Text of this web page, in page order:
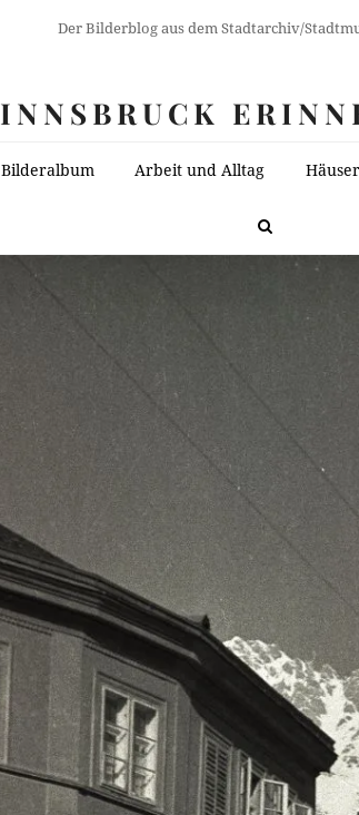
Der Bilderblog aus dem Stadtarchiv/
INNSBRUCK
Bilderalbum Arbeit und Alltag Häuser